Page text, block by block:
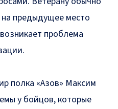
на предыдущее место
проблема
полка «Азов» Максим
у бойцов, которые